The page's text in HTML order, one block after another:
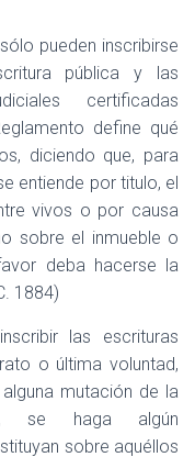
pueden inscribirse
pública y las
certificadas
define qué
diciendo que, para
entiende por titulo, el
vivos o por causa
sobre el inmueble o
deba hacerse la
1884)
las escrituras
o última voluntad,
mutación de la
se haga algún
sobre aquéllos